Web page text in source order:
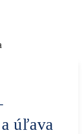
úľava